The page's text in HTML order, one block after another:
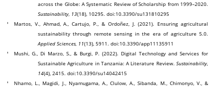
across the Globe: A Systematic Review of Scholarship from 1999–2020.
Sustainability, 13(18), 10295. doi:10.3390/su131810295
Martos, V., Ahmad, A., Cartujo, P., & Ordoñez, J. (2021). Ensuring agricultural
sustainability through remote sensing in the era of agriculture 5.0.
Applied Sciences, 11(13), 5911. doi:10.3390/app11135911
Mushi, G., Di Marzo, S., & Burgi, P. (2022). Digital Technology and Services for
Sustainable Agriculture in Tanzania: A Literature Review. Sustainability,
14(4), 2415. doi:10.3390/su14042415
Nhamo, L., Magidi, J., Nyamugama, A., Clulow, A., Sibanda, M., Chimonyo, V., &